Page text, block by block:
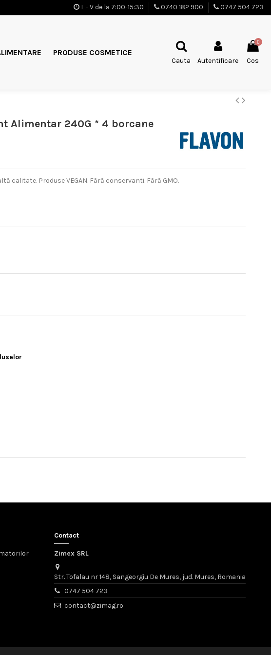
L - V de la 7:00-15:30 0740 182 900 0747 504 723
PRODUSE COSMETICE
Cauta Autentificare
0
Cos
Alimentar 240G * 4 borcane
ă calitate. Produse VEGAN. Fără conservanti. Fără GMO.
Contact
Zimex SRL
Str. Tofalau nr 148, Sangeorgiu De Mures, jud. Mures, Romania
0747 504 723
contact@zimag.ro